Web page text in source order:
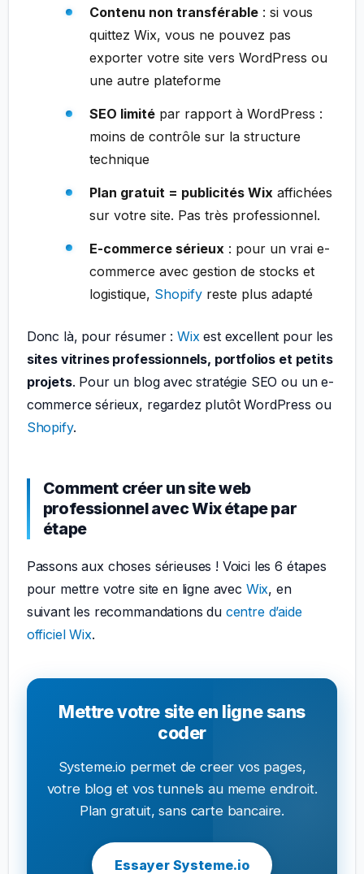
Contenu non transférable: si vous
quittez Wix, vous ne pouvez pas
exporter votre site vers WordPress ou
une autre plateforme
SEO limitépar rapport à WordPress :
moins de contrôle sur la structure
technique
Plan gratuit = publicités Wixaffichées
sur votre site. Pas très professionnel.
E-commerce sérieux : pour un vrai e-
commerce avec gestion de stocks et
logistique, Shopifyreste plus adapté
Donc là, pour résumer : Wix est excellent pour les
sites vitrines professionnels, portfolios et petits
projets. Pour un blog avec stratégie SEO ou un e-
commerce sérieux, regardez plutôt WordPress ou
Shopify.
Comment créer un site web
professionnel avec Wix étape par
étape
Passons aux choses sérieuses ! Voici les 6 étapes
pour mettre votre site en ligne avec Wix, en
suivant les recommandations du centre d’aide
officiel Wix.
Mettre votre site en ligne sans
coder
Systeme.io permet de creer vos pages,
votre blog et vos tunnels au meme endroit.
Plan gratuit, sans carte bancaire.
Essayer Systeme.io